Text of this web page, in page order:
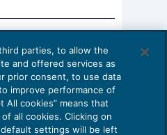
regolate dall’art. 615
lettura della decisione
dell’AI:
parties, to allow the
and offered services as
prior consent, to use data
improve performance of
All cookies” means that
all cookies. Clicking on
settings will be left